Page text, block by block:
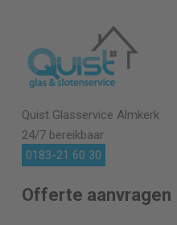
Quist Glasservice Almkerk
24/7 bereikbaar
0183-21 60 30
Offerte aanvragen